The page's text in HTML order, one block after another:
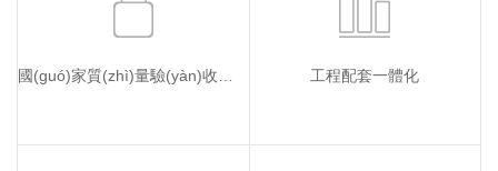
工程配套一體化